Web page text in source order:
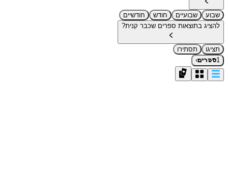
שבוע שבועיים חודש
חודשיים
להציג בתוצאות ספרים שכבר קנית?
תציגו
תסתירו
1ספרים›